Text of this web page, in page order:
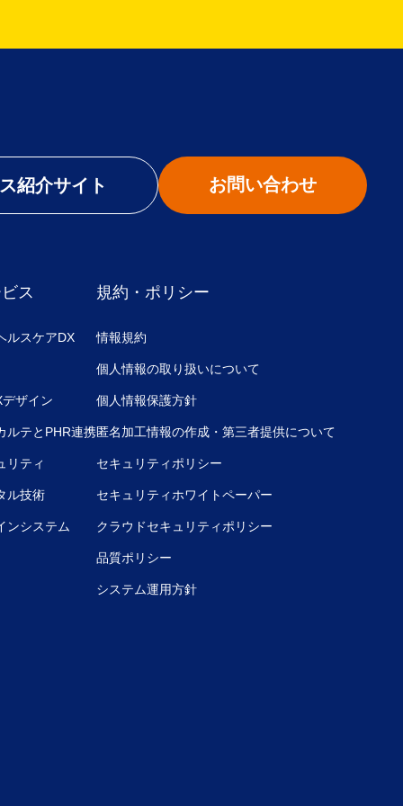
紹介サイト お問い合わせ
ス
ルスケアDX
ザイン
ルテとPHR連携
リティ
ル技術
ンシステム
規約・ポリシー
情報規約
個人情報の取り扱いについて
個人情報保護方針
匿名加工情報の作成・第三者提供について
セキュリティポリシー
セキュリティホワイトペーパー
クラウドセキュリティポリシー
品質ポリシー
システム運用方針